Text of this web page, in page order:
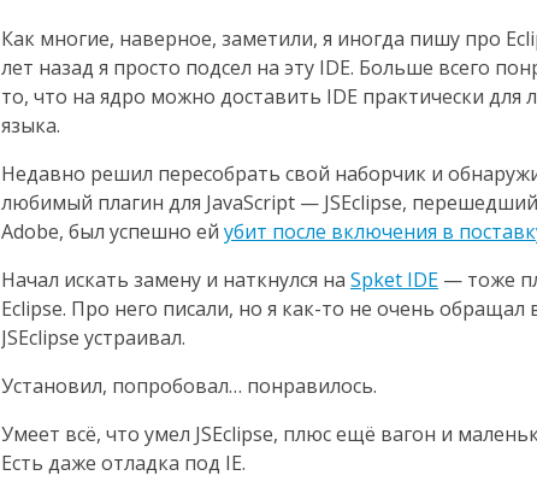
Как многие, наверное, заметили, я иногда пишу про
лет назад я просто подсел на эту IDE. Больше всего
то, что на ядро можно доставить IDE практически для
языка.
Недавно решил пересобрать свой наборчик и
любимый плагин для JavaScript — JSEclipse,
Adobe, был успешно ей убит после включения в
Начал искать замену и наткнулся на Spket IDE — тоже
Eclipse. Про него писали, но я как-то не очень
JSEclipse устраивал.
Установил, попробовал… понравилось.
Умеет всё, что умел JSEclipse, плюс ещё вагон и
Есть даже отладка под IE.